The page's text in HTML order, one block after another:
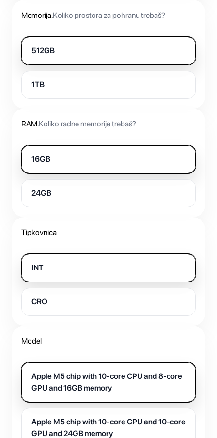
Memorija.Koliko prostora za pohranu trebaš?
512GB
1TB
RAM.Koliko radne memorije trebaš?
16GB
24GB
Tipkovnica
INT
CRO
Model
Apple M5 chip with 10-core CPU and 8-core
GPU and 16GB memory
Apple M5 chip with 10-core CPU and 10-core
GPU and 24GB memory